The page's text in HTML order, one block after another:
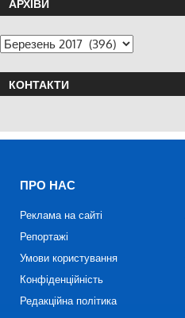
АРХІВИ
КОНТАКТИ
ПРО НАС
Реклама на сайті
Репортажі
Умови користування
Конфіденційність
Редакційна політика